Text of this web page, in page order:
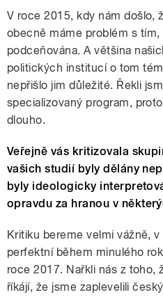
V roce 2015, kdy nám došlo,
obecně máme problém s tím,
podceňována. A většina
politických institucí o tom
nepřišlo jim důležité. Řekli
specializovaný program,
dlouho.
Veřejně vás kritizovala
vašich studií byly dělány
byly ideologicky
opravdu za hranou v
Kritiku bereme velmi vážně,
perfektní během minulého
roce 2017. Nařkli nás z toho,
říkájí, že jsme zaplevelili